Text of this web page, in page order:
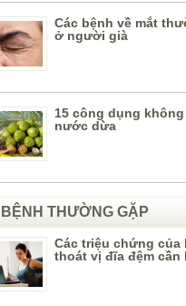
Các bệnh về mắt
ở người già
15 công dụng
nước dừa
BỆNH THƯỜNG GẶP
Các triệu chứng của
thoát vị đĩa đệm cần